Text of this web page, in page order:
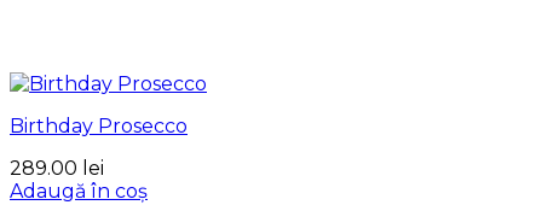
Birthday Prosecco
289.00 lei
Adaugă în coș